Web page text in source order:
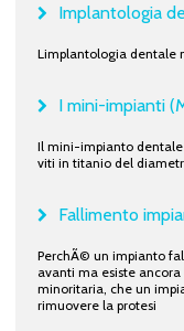
Implantologia
Limplantologia dentale
I mini-impianti
Il mini-impianto
viti in titanio del
Fallimento
PerchÃ© un impianto
avanti ma esiste
minoritaria, che un
rimuovere la protesi